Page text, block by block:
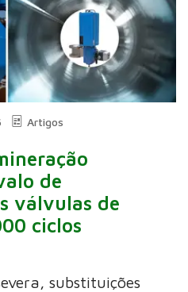
Artigos
de
válvulas de
ciclos
substituições